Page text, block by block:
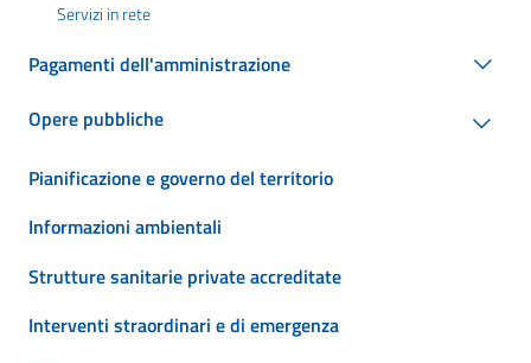
Servizi in rete
Pagamenti dell'amministrazione
Opere pubbliche
Pianificazione e governo del territorio
Informazioni ambientali
Strutture sanitarie private accreditate
Interventi straordinari e di emergenza